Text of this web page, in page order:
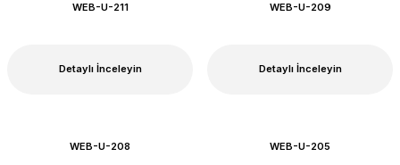
WEB-U-211
Detaylı İnceleyin
WEB-U-209
Detaylı İnceleyin
WEB-U-208 WEB-U-205